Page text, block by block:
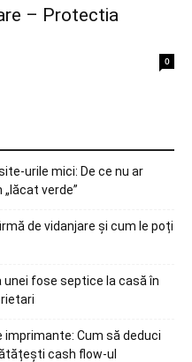
– Protectia
0
urile mici: De ce nu ar
verde”
de vidanjare și cum le poți
unei fose septice la casă în
imprimante: Cum să deduci
cash flow-ul